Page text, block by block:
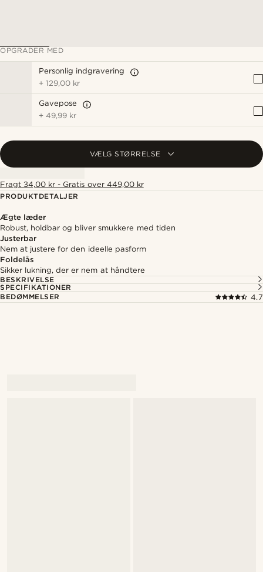
OPGRADER MED
Personlig indgravering
+129,00 kr
Gavepose
+49,99 kr
VÆLG STØRRELSE
Fragt 34,00 kr - Gratis over 449,00 kr
PRODUKTDETALJER
Ægte læder
Robust, holdbar og bliver smukkere med tiden
Justerbar
Nem at justere for den ideelle pasform
Foldelås
Sikker lukning, der er nem at håndtere
BESKRIVELSE
SPECIFIKATIONER
BEDØMMELSER
4.7